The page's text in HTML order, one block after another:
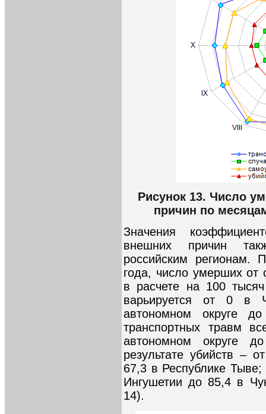
Рисунок 13. Число
причин по
Значения
внешних причин
российским регионам.
года, число умерших от
в расчете на 100 тысяч
варьируется от 0 в
автономном округе
транспортных травм
автономном округе
результате убийств –
67,3 в Республике
Ингушетии до 85,4 в
14).